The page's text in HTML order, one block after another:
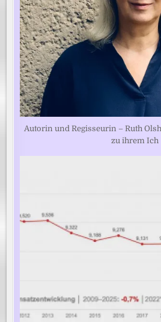
Autorin und Regisseurin – Ruth
zu ihrem Ich